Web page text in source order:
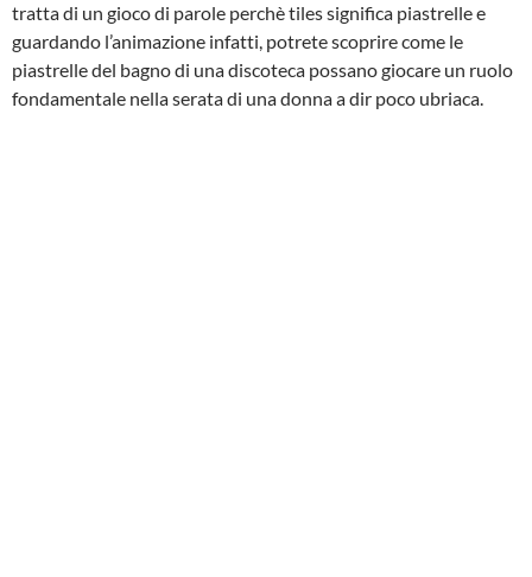
tratta di un gioco di parole perchè tiles significa piastrelle e
guardando l’animazione infatti, potrete scoprire come le
piastrelle del bagno di una discoteca possano giocare un ruolo
fondamentale nella serata di una donna a dir poco ubriaca.